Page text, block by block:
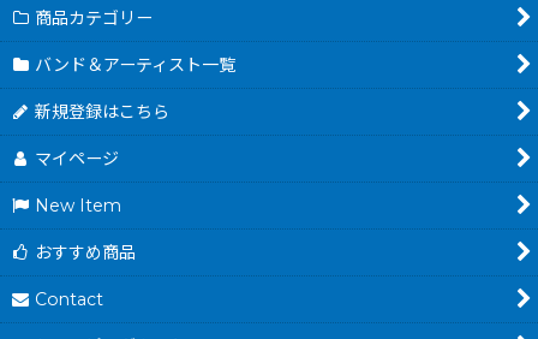
商品カテゴリー
バンド＆アーティスト一覧
新規登録はこちら
マイページ
New Item
おすすめ商品
Contact